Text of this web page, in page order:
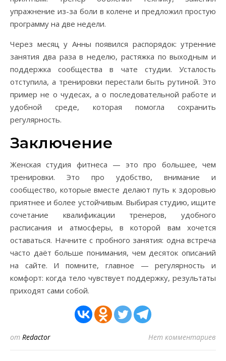
упражнение из-за боли в колене и предложил простую
программу на две недели.
Через месяц у Анны появился распорядок: утренние
занятия два раза в неделю, растяжка по выходным и
поддержка сообщества в чате студии. Усталость
отступила, а тренировки перестали быть рутиной. Это
пример не о чудесах, а о последовательной работе и
удобной среде, которая помогла сохранить
регулярность.
Заключение
Женская студия фитнеса — это про большее, чем
тренировки. Это про удобство, внимание и
сообщество, которые вместе делают путь к здоровью
приятнее и более устойчивым. Выбирая студию, ищите
сочетание квалификации тренеров, удобного
расписания и атмосферы, в которой вам хочется
оставаться. Начните с пробного занятия: одна встреча
часто даёт больше понимания, чем десяток описаний
на сайте. И помните, главное — регулярность и
комфорт: когда тело чувствует поддержку, результаты
приходят сами собой.
от Redactor Нет комментариев